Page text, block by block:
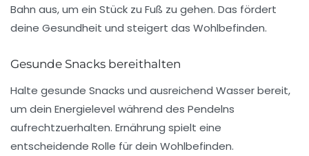
Bahn aus, um ein Stück zu Fuß zu gehen. Das fördert
deine Gesundheit und steigert das Wohlbefinden.
Gesunde Snacks bereithalten
Halte gesunde Snacks und ausreichend Wasser bereit,
um dein Energielevel während des Pendelns
aufrechtzuerhalten. Ernährung spielt eine
entscheidende Rolle für dein Wohlbefinden.